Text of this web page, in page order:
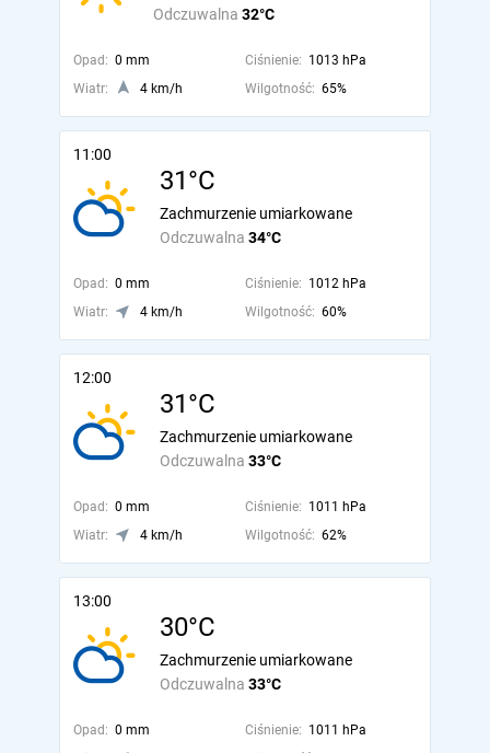
Odczuwalna 32°C
Opad: 0 mm Ciśnienie: 1013 hPa
Wiatr:
4 km/h Wilgotność: 65%
11:00
31°C
Odczuwalna 34°C
Zachmurzenie umiarkowane
Opad: 0 mm Ciśnienie: 1012 hPa
Wiatr:
4 km/h Wilgotność: 60%
12:00
31°C
Odczuwalna 33°C
Zachmurzenie umiarkowane
Opad: 0 mm Ciśnienie: 1011 hPa
Wiatr:
4 km/h Wilgotność: 62%
13:00
30°C
Odczuwalna 33°C
Zachmurzenie umiarkowane
Opad: 0 mm Ciśnienie: 1011 hPa